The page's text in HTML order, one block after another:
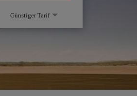
Günstiger Tarif